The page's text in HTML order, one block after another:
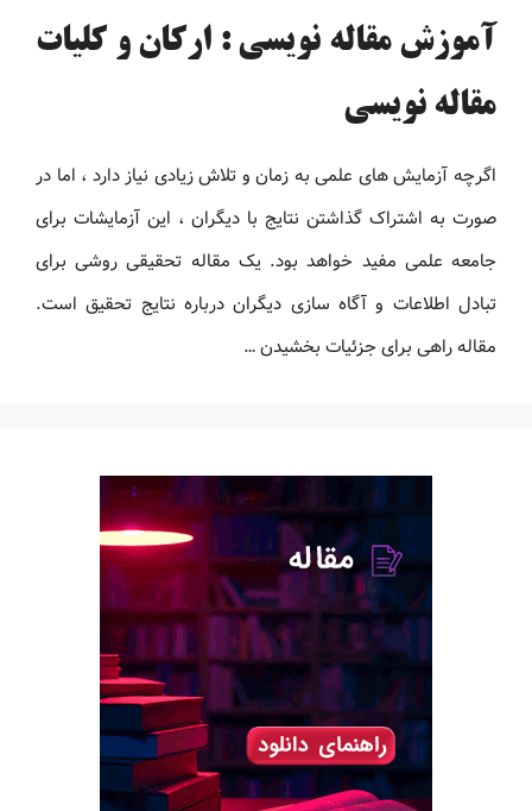
آموزش مقاله نویسی : ارکان و کلیات
مقاله نویسی
اگرچه آزمایش های علمی به زمان و تلاش زیادی نیاز دارد ، اما در
صورت به اشتراک گذاشتن نتایج با دیگران ، این آزمایشات برای
جامعه علمی مفید خواهد بود. یک مقاله تحقیقی روشی برای
تبادل اطلاعات و آگاه سازی دیگران درباره نتایج تحقیق است.
مقاله راهی برای جزئیات بخشیدن …